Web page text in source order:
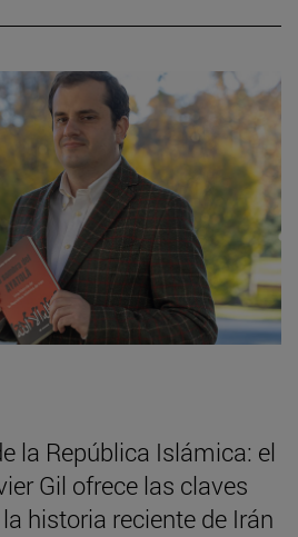
la República Islámica: el
Gil ofrece las claves
historia reciente de Irán